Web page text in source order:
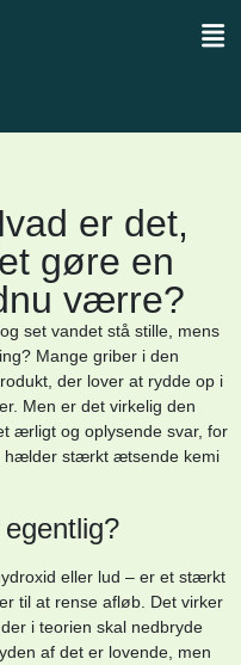
er det,
gøre en
værre?
set vandet stå stille, mens
Mange griber i den
der lover at rydde op i
Men er det virkelig den
ærligt og oplysende svar, for
hælder stærkt ætsende kemi
eller lud – er et stærkt
til at rense afløb. Det virker
i teorien skal nedbryde
af det er lovende, men